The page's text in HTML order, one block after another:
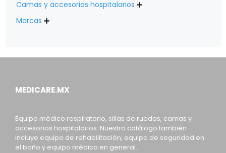
Camas y accesorios hospitalarios 
Marcas 
MEDICARE.MX
Equipo médico respiratorio, sillas de ruedas, camas y
accesorios hospitalarios. Nuestro catálogo también
incluye equipo de rehabilitación, equipo de seguridad en
el baño y equipo médico en general.